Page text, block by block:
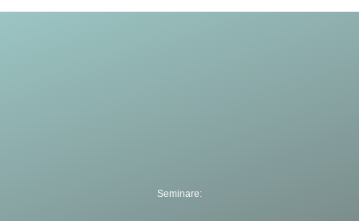
Seminare: